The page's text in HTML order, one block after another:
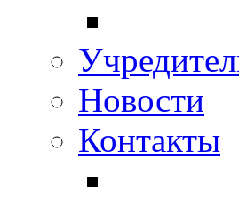
Новости
Контакты